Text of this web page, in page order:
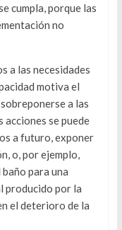
cumpla, porque las
no
a las necesidades
motiva el
a las
acciones se puede
a futuro, exponer
o, por ejemplo,
para una
producido por la
el deterioro de la